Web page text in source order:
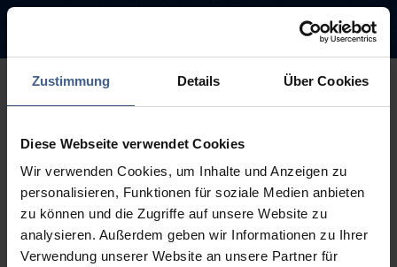
Zustimmung Details Über Cookies
Diese Webseite verwendet Cookies
Wir verwenden Cookies, um Inhalte und Anzeigen zu
personalisieren, Funktionen für soziale Medien anbieten
zu können und die Zugriffe auf unsere Website zu
analysieren. Außerdem geben wir Informationen zu Ihrer
Verwendung unserer Website an unsere Partner für
Entschuldigung diese Seite ist
leider nicht verfügbar
Der Link, dem Sie gefolgt sind, ist möglicherweise defekt oder die
Seite wurde entfernt.